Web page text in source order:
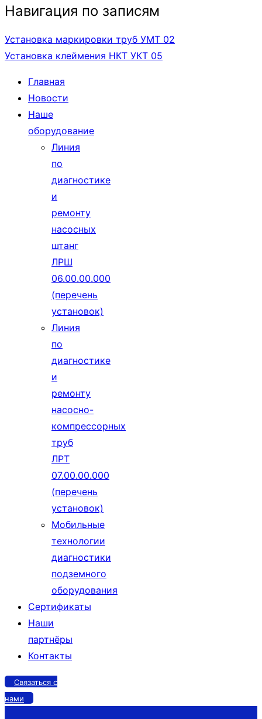
Навигация по записям
Установка маркировки труб УМТ 02
Установка клеймения НКТ УКТ 05
Главная
Новости
Наше
оборудование
Линия
по
диагностике
и
ремонту
насосных
штанг
ЛРШ
06.00.00.000
(перечень
установок)
Линия
по
диагностике
и
ремонту
насосно-
компрессорных
труб
ЛРТ
07.00.00.000
(перечень
установок)
Мобильные
технологии
диагностики
подземного
оборудования
Сертификаты
Наши
партнёры
Контакты
Связаться с
нами